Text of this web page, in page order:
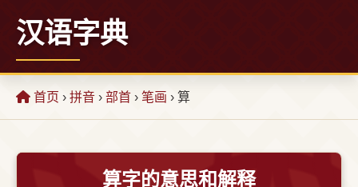
汉语字典
首页 › 拼音 › 部首 › 笔画 › 算
算字的意思和解释